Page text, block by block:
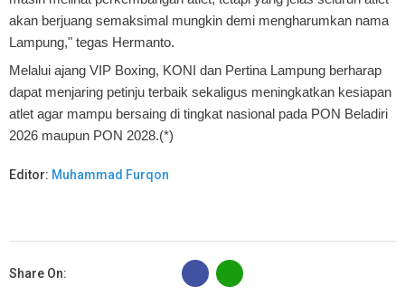
akan berjuang semaksimal mungkin demi mengharumkan nama
Lampung," tegas Hermanto.
Melalui ajang VIP Boxing, KONI dan Pertina Lampung berharap
dapat menjaring petinju terbaik sekaligus meningkatkan kesiapan
atlet agar mampu bersaing di tingkat nasional pada PON Beladiri
2026 maupun PON 2028.(*)
Editor: Muhammad Furqon
Share On:
B